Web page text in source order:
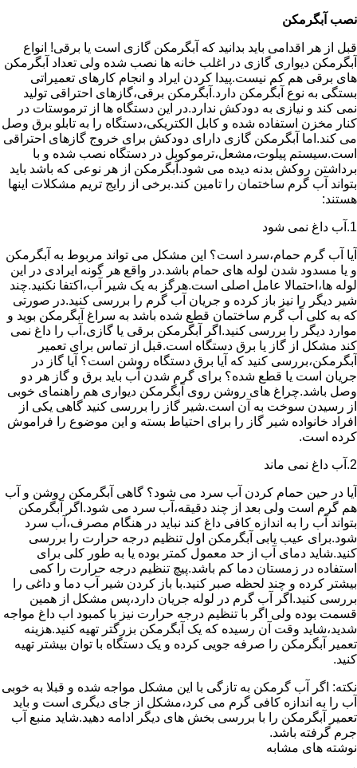
نصب آبگرمکن
قبل از هر اقدامی باید بدانید که آبگرمکن گازی است یا برقی! انواع
آبگرمکن دیواری گازی در اغلب خانه ها نصب شده ولی تعداد آبگرمکن
های برقی هم کم نیست.پیدا کردن ایراد و انجام کارهای تعمیراتی
بستگی به نوع آبگرمکن دارد.آبگرمکن برقی،گازهای احتراقی تولید
نمی کند و نیازی به دودکش ندارد.در این دستگاه ها از ترموستات در
کنار مخزن استفاده شده و کابل الکتریکی،دستگاه را به تابلو برق وصل
می کند.اما آبگرمکن گازی دارای دودکش برای خروج گازهای احتراقی
است.سیستم پیلوت،مشعل،ترموکوبل در دستگاه نصب شده و با
برداشتن روکش بدنه دیده می شود.آبگرمکن از هر نوعی که باشد باید
بتواند آب گرم ساختمان را تامین کند.برخی از رایج تریم مشکلات اینها
هستند:
1.آب داغ نمی شود
آیا آب گرم حمام،سرد است؟ این مشکل می تواند مربوط به آبگرمکن
و یا مسدود شدن لوله های حمام باشد.در واقع هر گونه ایرادی در این
لوله ها،احتمالا عامل اصلی است.هرگز به یک شیر آب،اکتفا نکنید.چند
شیر دیگر را نیز باز کرده و جریان آب گرم را بررسی کنید.در صورتی
که به کلی آب گرم ساختمان قطع شده باشد به سراغ آبگرمکن بوید و
موارد دیگر را بررسی کنید.اگر آبگرمکن برقی یا گازی،آب را داغ نمی
کند مشکل از گاز یا برق دستگاه است.قبل از تماس برای تعمیر
آبگرمکن،بررسی کنید که آیا برق دستگاه روشن است؟ آیا گاز در
جریان است یا قطع شده؟ برای گرم شدن آب باید برق و گاز هر دو
وصل باشد.چراغ های روشن روی آبگرمکن دیواری هم راهنمای خوبی
از رسیدن سوخت به آن است.شیر گاز را بررسی کنید گاهی یکی از
افراد خانواده شیر گاز را برای احتیاط بسته و این موضوع را فراموش
کرده است.
2.آب داغ نمی ماند
آیا در حین حمام کردن آب سرد می شود؟ گاهی آبگرمکن روشن و آب
هم گرم است ولی بعد از چند دقیقه،آب سرد می شود.اگر آبگرمکن
بتواند آب را به اندازه کافی داغ کند نباید در هنگام مصرف،آب سرد
شود.برای عیب یابی آبگرمکن اول تنظیم درجه حرارت را بررسی
کنید.شاید دمای آب از حد معمول کمتر بوده یا به طور کلی برای
استفاده در زمستان دما کم باشد.پیچ تنظیم درجه حرارت را کمی
بیشتر کرده و چند لحظه صبر کنید.با باز کردن شیر آب دما و داغی را
بررسی کنید.اگر آب گرم در لوله جریان دارد،پس مشکل از همین
قسمت بوده ولی اگر با تنظیم درجه حرارت نیز با کمبود اب داغ مواجه
شدید،شاید وقت آن رسیده که یک آبگرمکن بزرگتر تهیه کنید.هزینه
تعمیر آبگرمکن را صرفه جویی کرده و یک دستگاه با توان بیشتر تهیه
کنید.
نکته: اگر آب گرمکن به تازگی با این مشکل مواجه شده و قبلا به خوبی
آب را به اندازه کافی گرم می کرد،مشکل از جای دیگری است و باید
تعمیر آبگرمکن را با بررسی بخش های دیگر ادامه دهید.شاید منبع آب
جرم گرفته باشد.
نوشته های مشابه